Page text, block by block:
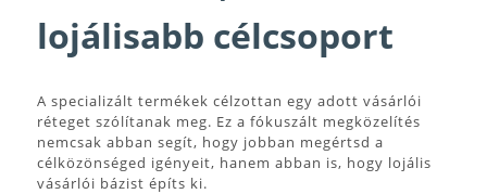
lojálisabb célcsoport
A specializált termékek célzottan egy adott vásárlói
réteget szólítanak meg. Ez a fókuszált megközelítés
nemcsak abban segít, hogy jobban megértsd a
célközönséged igényeit, hanem abban is, hogy lojális
vásárlói bázist építs ki.